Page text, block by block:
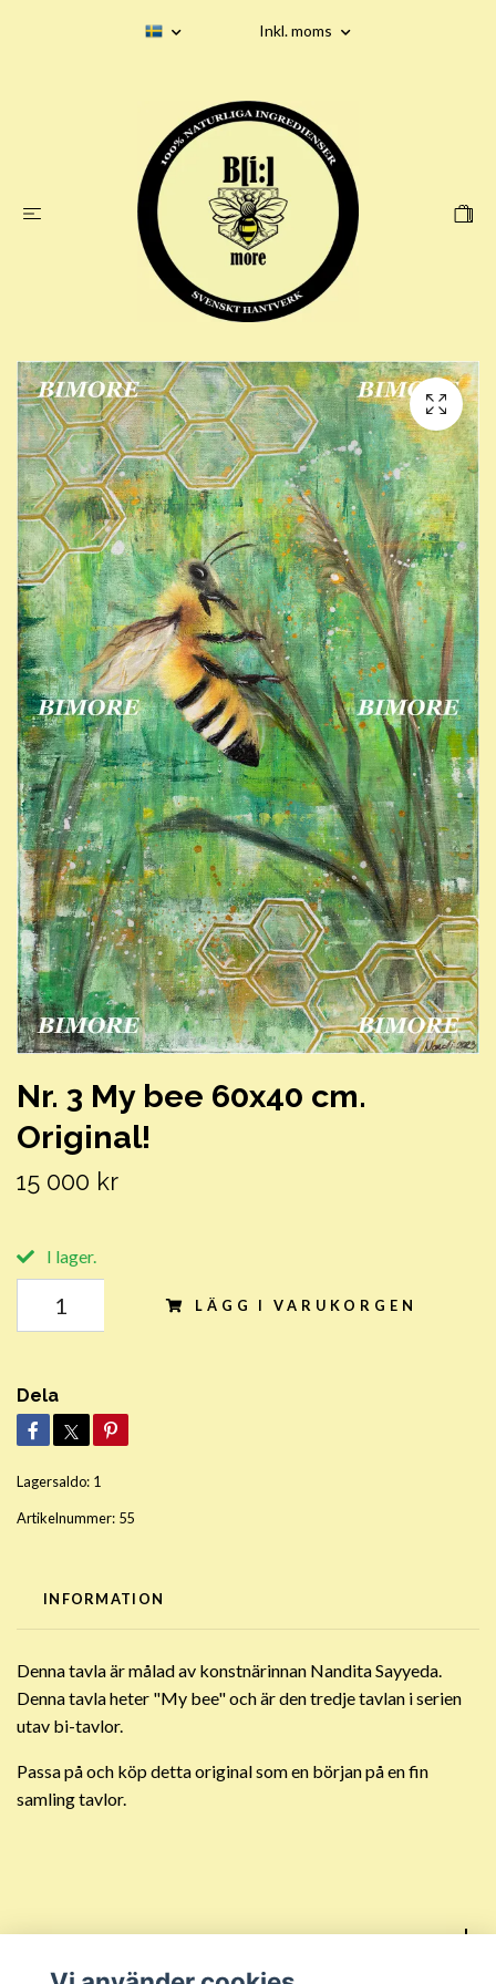
Inkl. moms
Nr. 3 My bee 60x40 cm.
Original!
15 000 kr
I lager.
LÄGG I VARUKORGEN
Dela
Lagersaldo: 1
Artikelnummer: 55
INFORMATION
Denna tavla är målad av konstnärinnan Nandita Sayyeda.
Denna tavla heter "My bee" och är den tredje tavlan i serien
utav bi-tavlor.
Passa på och köp detta original som en början på en fin
samling tavlor.